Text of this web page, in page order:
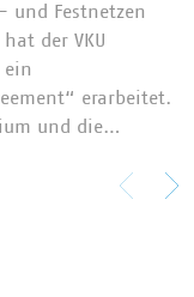
und Festnetzen
der VKU
ein
erarbeitet.
und die…